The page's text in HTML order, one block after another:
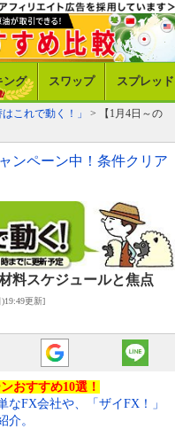
ング スワップ スプレッド
これで動く！」
> 【1月4日～の
ンペーン中！条件クリア
料スケジュールと焦点
更新]
おすすめ10選！
FX会社や、「ザイFX！」
介。